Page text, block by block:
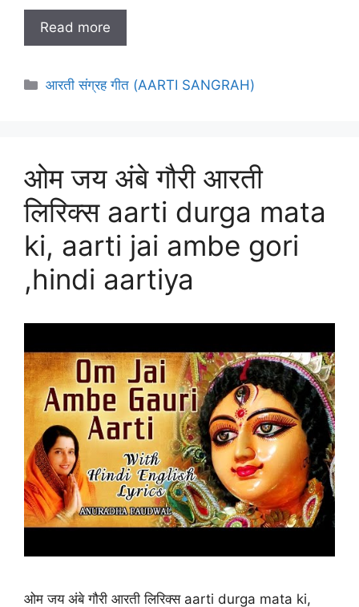
Read more
Categories
आरती संग्रह गीत (AARTI SANGRAH)
ओम जय अंबे गौरी आरती
लिरिक्स aarti durga mata
ki, aarti jai ambe gori
,hindi aartiya
ओम जय अंबे गौरी आरती लिरिक्स aarti durga mata ki,